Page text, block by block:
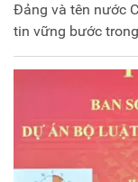
Đảng và tên nước
tin vững bước